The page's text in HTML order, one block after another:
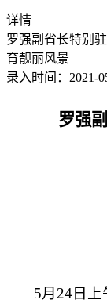
详情
罗强副省长特别
育靓丽风景
录入时间：2021-
罗强
5月24日上